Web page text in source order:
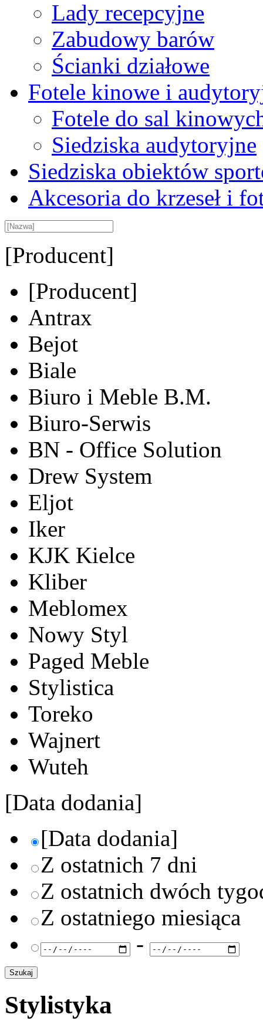
Lady recepcyjne
Zabudowy barów
Ścianki działowe
Fotele kinowe i
Fotele do sal
Siedziska audytoryjne
Siedziska obiektów
Akcesoria do krzeseł i
[Producent]
[Producent]
Antrax
Bejot
Biale
Biuro i Meble B.M.
Biuro-Serwis
BN - Office Solution
Drew System
Eljot
Iker
KJK Kielce
Kliber
Meblomex
Nowy Styl
Paged Meble
Stylistica
Toreko
Wajnert
Wuteh
[Data dodania]
[Data dodania]
Z ostatnich 7 dni
Z ostatnich dwóch
Z ostatniego miesiąca
-
Stylistyka